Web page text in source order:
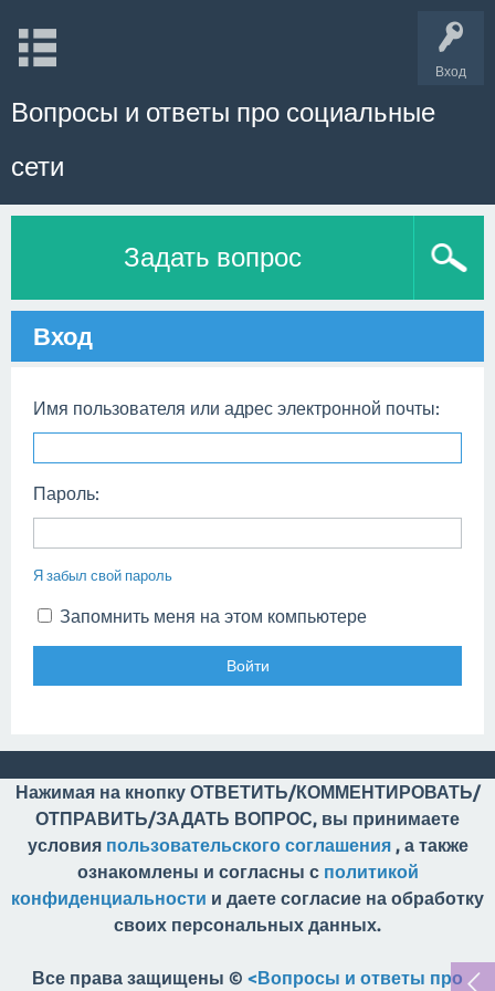
Вход
Вопросы и ответы про социальные
сети
Задать вопрос
Вход
Имя пользователя или адрес электронной почты:
Пароль:
Я забыл свой пароль
Запомнить меня на этом компьютере
Нажимая на кнопку ОТВЕТИТЬ/КОММЕНТИРОВАТЬ/
ОТПРАВИТЬ/ЗАДАТЬ ВОПРОС, вы принимаете
условия пользовательского соглашения, а также
ознакомлены и согласны с политикой
конфиденциальности и даете согласие на обработку
своих персональных данных.
Все права защищены © <Вопросы и ответы про